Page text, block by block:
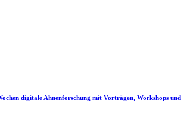
digitale Ahnenforschung mit Vorträgen, Workshops und